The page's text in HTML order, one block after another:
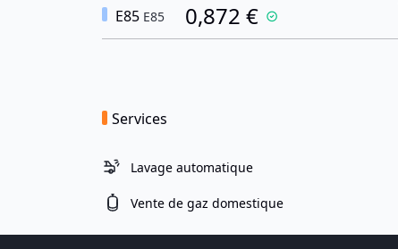
E85 E85 0,872 €
Services
Lavage automatique
Vente de gaz domestique